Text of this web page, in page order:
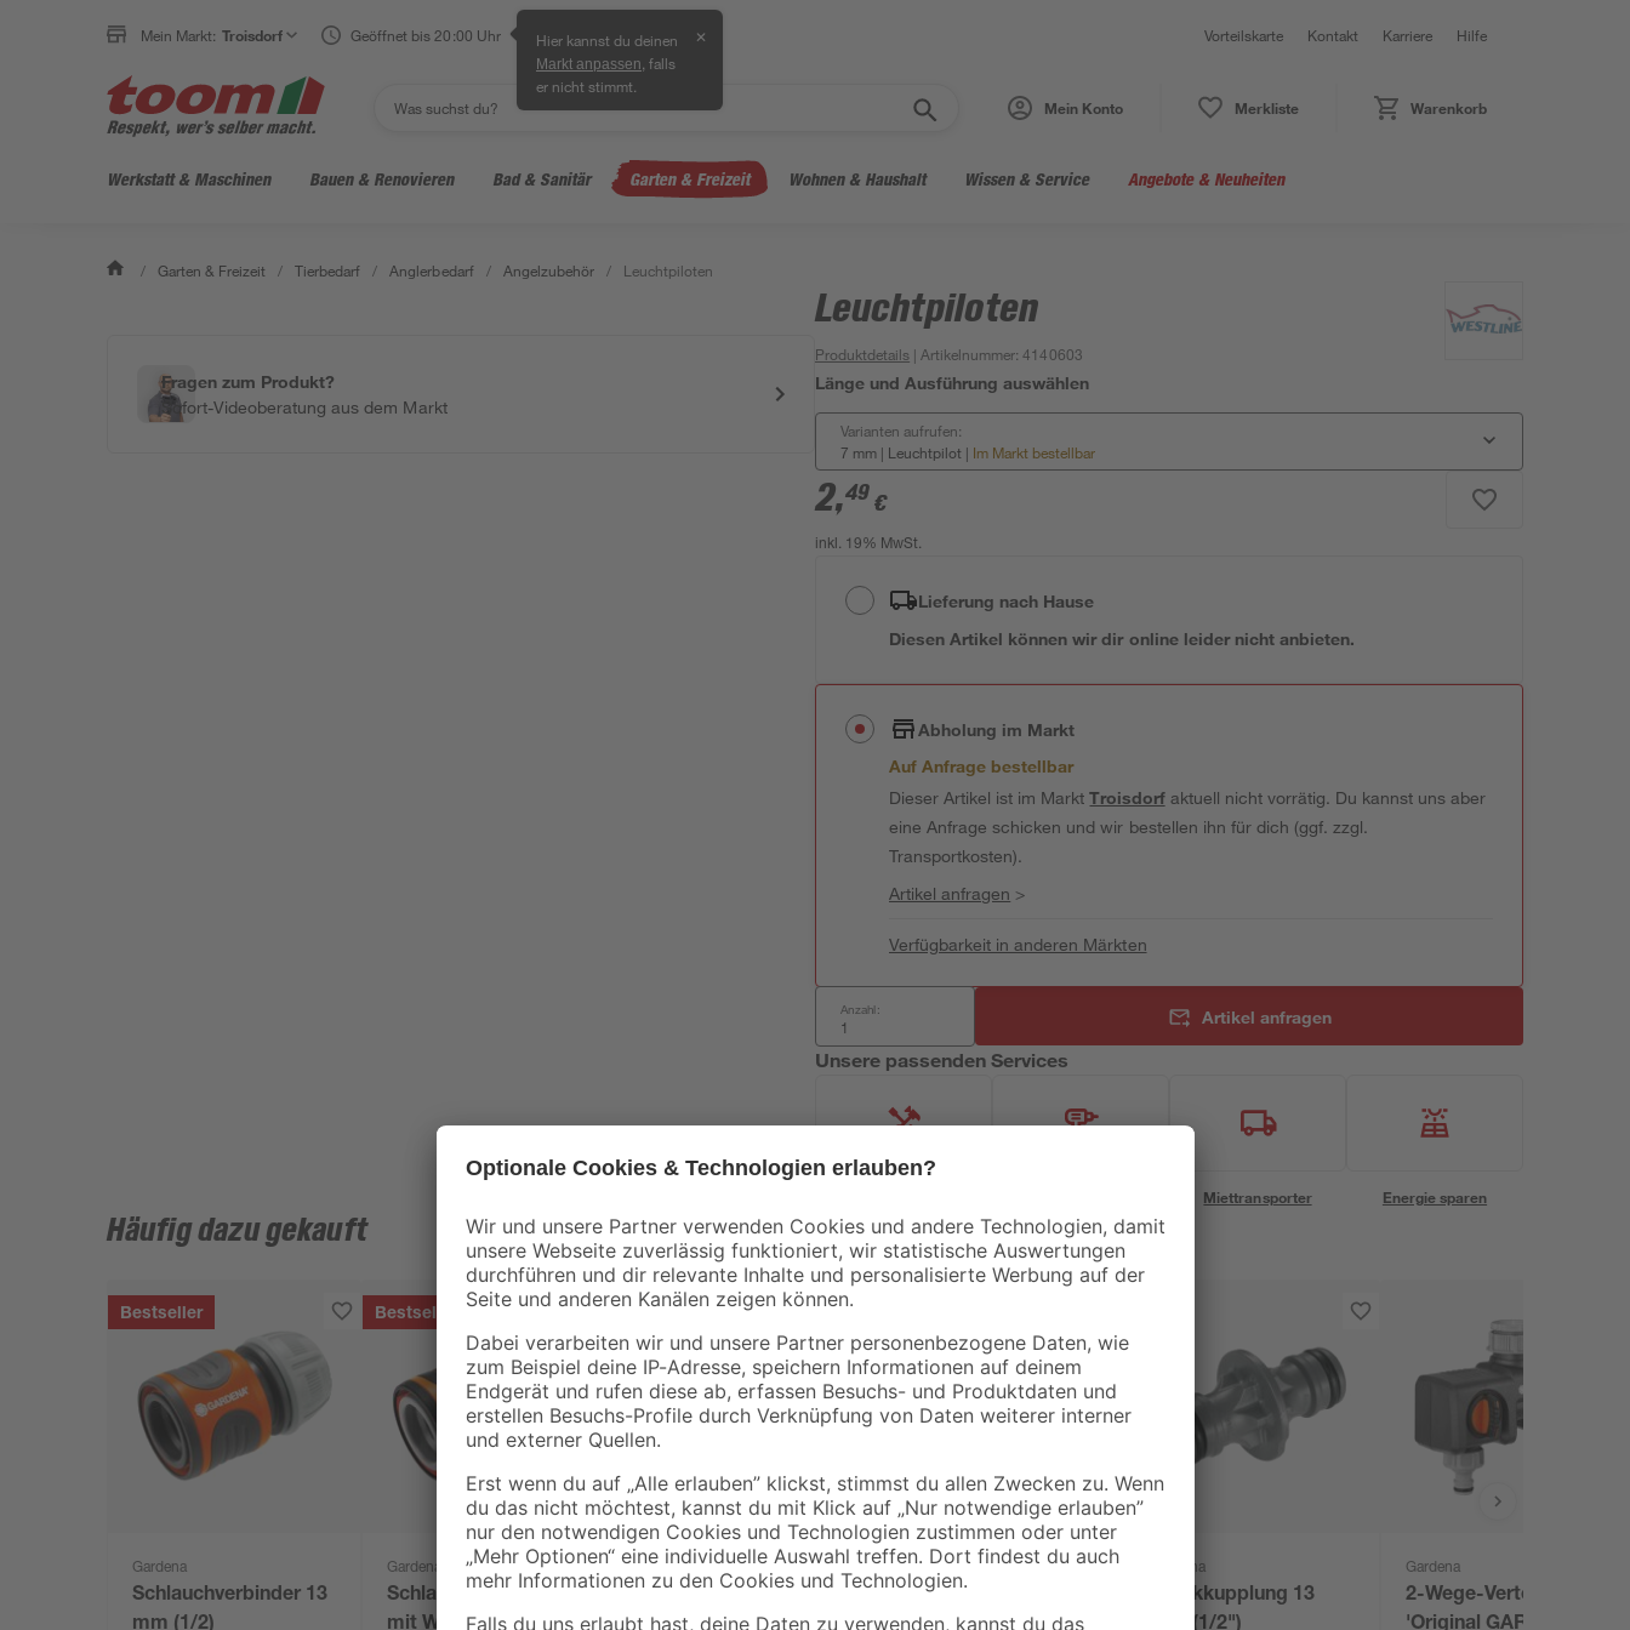
Mein Markt: Troisdorf Geöffnet bis 20:00 Uhr Hier kannst du deinen
Markt anpassen , falls
er nicht stimmt.
✕ Vorteilskarte Kontakt Karriere Hilfe
Mein Konto Merkliste Warenkorb
Werkstatt & Maschinen Bauen & Renovieren Bad & Sanitär Garten & Freizeit Wohnen & Haushalt Wissen & Service Angebote & Neuheiten
/ Garten & Freizeit / Tierbedarf / Anglerbedarf / Angelzubehör / Leuchtpiloten
Fragen zum Produkt?
Sofort-Videoberatung aus dem Markt
Leuchtpiloten
Produktdetails | Artikelnummer:4140603
Länge und Ausführung auswählen
Varianten aufrufen:
7 mm | Leuchtpilot | Im Markt bestellbar
2,49 €
inkl. 19% MwSt.
Lieferung nach Hause
Diesen Artikel können wir dir online leider nicht anbieten.
Abholung im Markt
Auf Anfrage bestellbar
Dieser Artikel ist im MarktTroisdorfaktuell nicht vorrätig. Du kannst uns aber
eine Anfrage schicken und wir bestellen ihn für dich (ggf. zzgl.
Transportkosten).
Artikel anfragen >
Verfügbarkeit in anderen Märkten
Anzahl: Artikel anfragen
Unsere passenden Services
Miettransporter Energie sparen
Häufig dazu gekauft
Bestseller
Gardena
Schlauchverbinder 13
mm (1/2)
Bestseller
Gardena
Schlauchverbinder
mit Wasserstopp 13
Worx
Mähroboter 'WA0810'
Gardena
Hahnverbinder
'Original' 26,5 mm
Gardena
Steckkupplung 13
mm (1/2")
Gardena
2-Wege-Verteiler
'Original GARDENA